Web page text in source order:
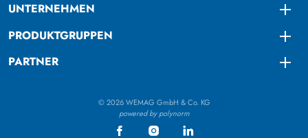
UNTERNEHMEN
PRODUKTGRUPPEN
PARTNER
© 2026 WEMAG GmbH & Co. KG
powered by polynorm